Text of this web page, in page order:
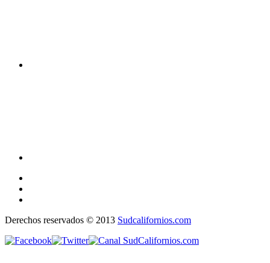
Derechos reservados © 2013 Sudcalifornios.com